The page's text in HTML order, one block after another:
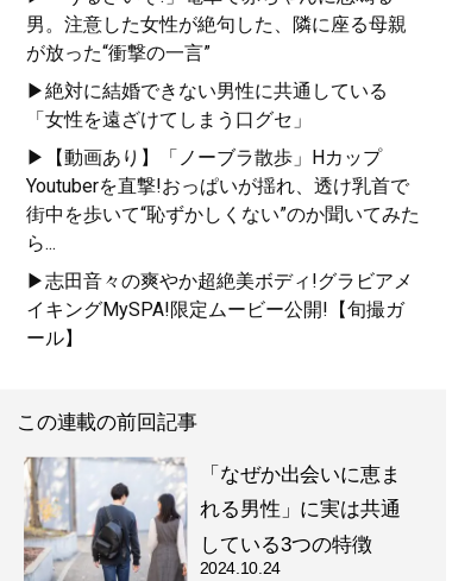
男。注意した女性が絶句した、隣に座る母親
が放った“衝撃の一言”
▶絶対に結婚できない男性に共通している
「女性を遠ざけてしまう口グセ」
▶【動画あり】「ノーブラ散歩」Hカップ
Youtuberを直撃!おっぱいが揺れ、透け乳首で
街中を歩いて“恥ずかしくない”のか聞いてみた
ら...
▶志田音々の爽やか超絶美ボディ!グラビアメ
イキングMySPA!限定ムービー公開!【旬撮ガ
ール】
この連載の前回記事
「なぜか出会いに恵ま
れる男性」に実は共通
している3つの特徴
2024.10.24